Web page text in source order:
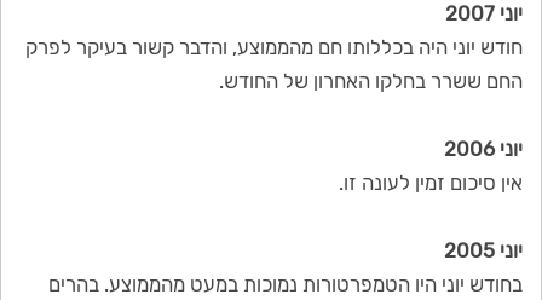
יוני 2007
חודש יוני היה בכללותו חם מהממוצע, והדבר קשור בעיקר לפרק
החם ששרר בחלקו האחרון של החודש.
יוני 2006
אין סיכום זמין לעונה זו.
יוני 2005
בחודש יוני היו הטמפרטורות נמוכות במעט מהממוצע. בהרים